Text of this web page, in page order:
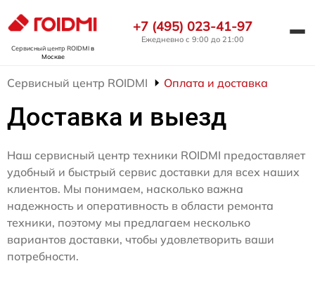
Сервисный центр ROIDMIв
Москве
+7 (495) 023-41-97
Ежедневно с 9:00 до 21:00
Сервисный центр ROIDMI Оплата и доставка
Доставка и выезд
Наш сервисный центр техники ROIDMI предоставляет
удобный и быстрый сервис доставки для всех наших
клиентов. Мы понимаем, насколько важна
надежность и оперативность в области ремонта
техники, поэтому мы предлагаем несколько
вариантов доставки, чтобы удовлетворить ваши
потребности.